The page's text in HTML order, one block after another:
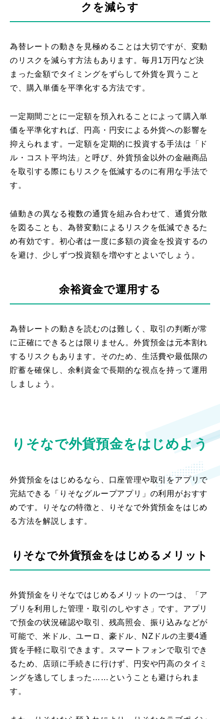
クを減らす
為替レートの動きを見極めることは大切ですが、変動
のリスクを減らす方法もあります。毎月1万円など決
まった金額でタイミングをずらして外貨を買うこと
で、購入単価を平準化する方法です。
一定期間ごとに一定額を預入れることによって購入単
価を平準化すれば、円高・円安による外貨への影響を
抑えられます。一定額を定期的に投資する手法は「ド
ル・コスト平均法」と呼び、外貨預金以外の金融商品
を取引する際にもリスクを低減するのに有用な手法で
す。
値動きの異なる複数の通貨を組み合わせて、通貨分散
を図ることも、為替変動によるリスクを低減できるた
め有効です。初心者は一度に多額の資金を投資するの
を避け、少しずつ投資額を増やすとよいでしょう。
余裕資金で運用する
為替レートの動きを読むのは難しく、取引の判断が常
に正確にできるとは限りません。外貨預金は元本割れ
するリスクもあります。そのため、生活費や最低限の
貯蓄を確保し、余剰資金で長期的な視点を持って運用
しましょう。
りそなで外貨預金をはじめよう
外貨預金をはじめるなら、口座管理や取引をアプリで
完結できる「りそなグループアプリ」の利用がおすす
めです。りそなの特徴と、りそなで外貨預金をはじめ
る方法を解説します。
りそなで外貨預金をはじめるメリット
外貨預金をりそなではじめるメリットの一つは、「ア
プリを利用した管理・取引のしやすさ」です。アプリ
で預金の状況確認や取引、残高照会、振り込みなどが
可能で、米ドル、ユーロ、豪ドル、NZドルの主要4通
貨を手軽に取引できます。スマートフォンで取引でき
るため、店頭に手続きに行けず、円安や円高のタイミ
ングを逃してしまった……ということも避けられま
す。